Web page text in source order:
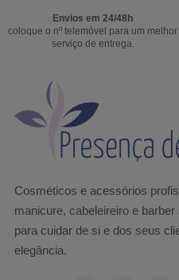
Envios em 24/48h
coloque o nº telemóvel para um melhor
serviço de entrega.
Cosméticos e acessórios
manicure, cabeleireiro e
para cuidar de si e dos seus
elegância.